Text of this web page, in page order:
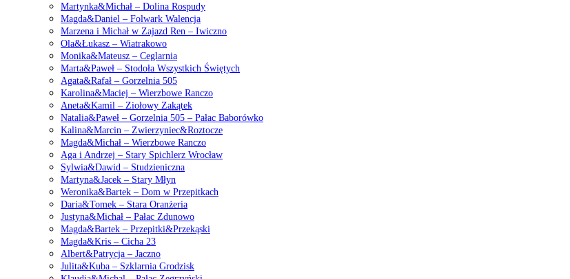
Martynka&Michał – Dolina Rospudy
Magda&Daniel – Folwark Walencja
Marzena i Michał w Zajazd Ren – Iwiczno
Ola&Łukasz – Wiatrakowo
Monika&Mateusz – Ceglarnia
Marta&Paweł – Stodoła Wszystkich Świętych
Agata&Rafał – Gorzelnia 505
Karolina&Maciej – Wierzbowe Ranczo
Aneta&Kamil – Ziołowy Zakątek
Natalia&Paweł – Gorzelnia 505 – Pałac Baborówko
Kalina&Marcin – Zwierzyniec&Roztocze
Magda&Michał – Wierzbowe Ranczo
Aga i Andrzej – Stary Spichlerz Wrocław
Sylwia&Dawid – Studzieniczna
Martyna&Jacek – Stary Młyn
Weronika&Bartek – Dom w Przepitkach
Daria&Tomek – Stara Oranżeria
Justyna&Michał – Pałac Zdunowo
Magda&Bartek – Przepitki&Przekąski
Magda&Kris – Cicha 23
Albert&Patrycja – Jaczno
Julita&Kuba – Szklarnia Grodzisk